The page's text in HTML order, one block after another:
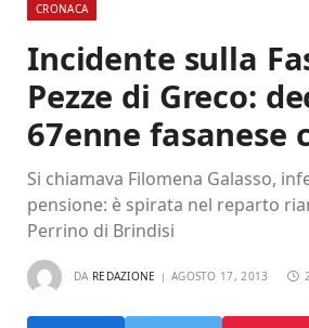
CRONACA
Incidente sulla
Pezze di Greco:
67enne fasanese
Si chiamava Filomena Galasso,
pensione: è spirata nel reparto
Perrino di Brindisi
DA REDAZIONE AGOSTO 17, 2013